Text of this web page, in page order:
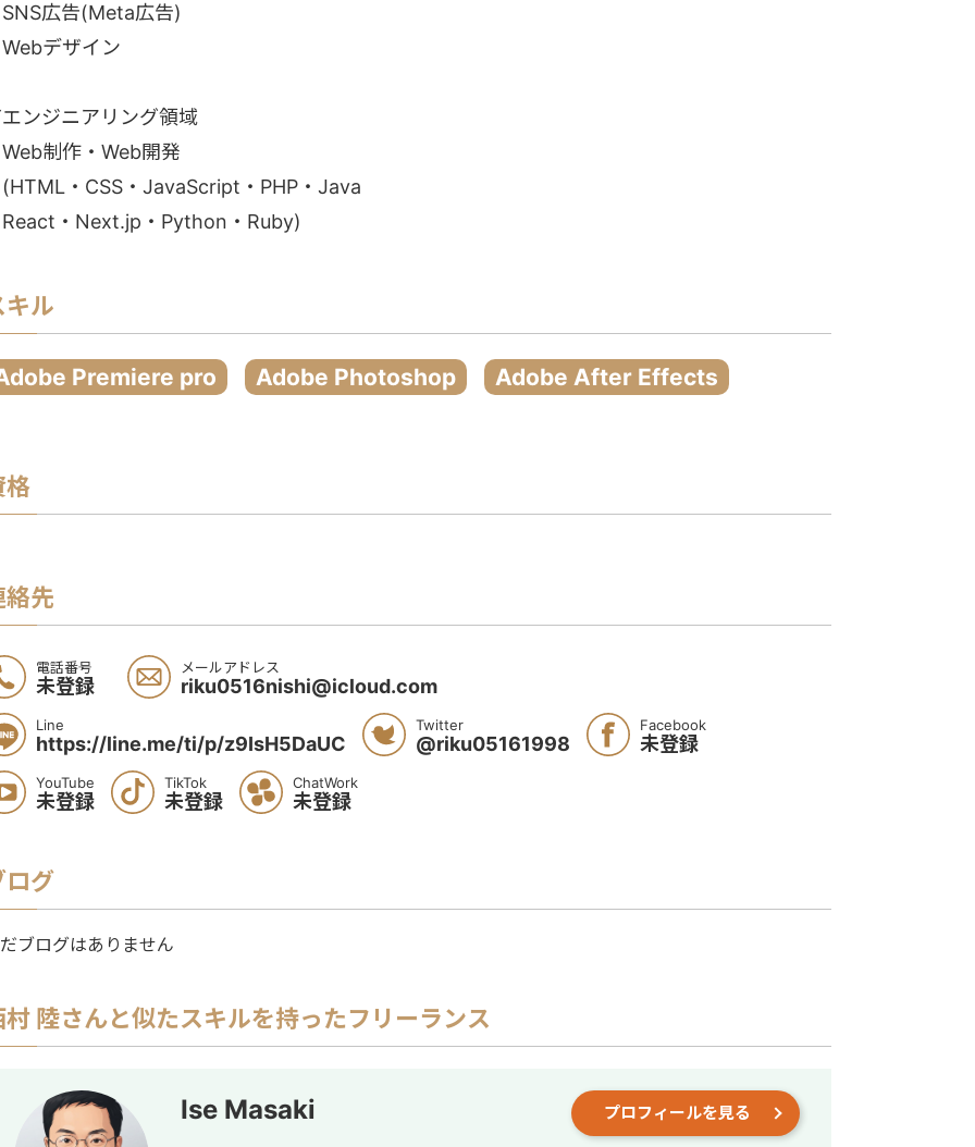
広告(Meta広告)
デザイン
ンジニアリング領域
制作・Web開発
・CSS・JavaScript・PHP・Java
・Next.jp・Python・Ruby)
キル
Premiere pro Adobe Photoshop Adobe After Effects
格
絡先
電話番号
未登録
メールアドレス
riku0516nishi@icloud.com
Line
https://line.me/ti/p/z9IsH5DaUC
Twitter
@riku05161998
Facebook
未登録
YouTube
未登録
TikTok
未登録
ChatWork
未登録
ログ
ブログはありません
村 陸さんと似たスキルを持ったフリーランス
Ise Masaki プロフィールを見る